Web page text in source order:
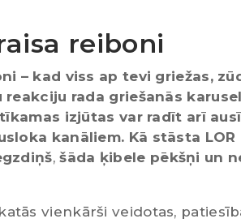
reiboni
– kad viss ap tevi griežas,
rada griešanās
izjūtas var radīt arī
kanāliem. Kā stāsta
,šāda ķibele pēkšņi un
vienkārši veidotas,